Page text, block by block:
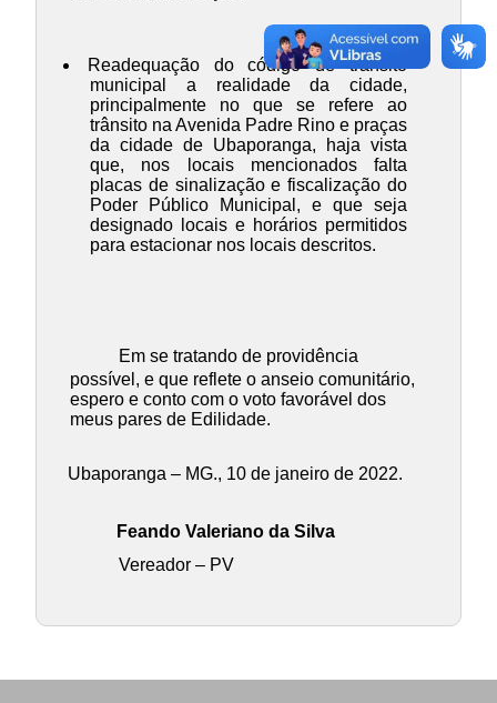
Readequação do código de trânsito
municipal a realidade da cidade,
principalmente no que se refere ao
trânsito na Avenida Padre Rino e praças
da cidade de Ubaporanga, haja vista
que, nos locais mencionados falta
placas de sinalização e fiscalização do
Poder Público Municipal, e que seja
designado locais e horários permitidos
para estacionar nos locais descritos.
Em se tratando de providência
possível, e que reflete o anseio comunitário,
espero e conto com o voto favorável dos
meus pares de Edilidade.
Ubaporanga – MG., 10 de janeiro de 2022.
Feando Valeriano da Silva
Vereador – PV